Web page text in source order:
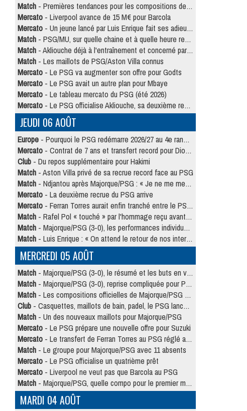
Match - Premières tendances pour les compositions de PSG/MU
Mercato - Liverpool avance de 15 M€ pour Barcola
Mercato - Un jeune lancé par Luis Enrique fait ses adieux au PSG
Match - PSG/MU, sur quelle chaine et à quelle heure regarder le match ?
Match - Akliouche déjà à l'entraînement et concerné par PSG/MU ?
Match - Les maillots de PSG/Aston Villa connus
Mercato - Le PSG va augmenter son offre pour Godts
Mercato - Le PSG avait un autre plan pour Mbaye
Mercato - Le tableau mercato du PSG (été 2026)
Mercato - Le PSG officialise Akliouche, sa deuxième recrue de l’été
JEUDI 06 AOÛT
Europe - Pourquoi le PSG redémarre 2026/27 au 4e rang du coefficient UEFA
Mercato - Contrat de 7 ans et transfert record pour Diomandé loin du PSG
Club - Du repos supplémentaire pour Hakimi
Match - Aston Villa privé de sa recrue record face au PSG
Match - Ndjantou après Majorque/PSG : « Je ne me mets pas de plafond »
Mercato - La deuxième recrue du PSG arrive
Mercato - Ferran Torres aurait enfin tranché entre le PSG et le Barça
Match - Rafel Pol « touché » par l'hommage reçu avant Majorque/PSG
Match - Majorque/PSG (3-0), les performances individuelles
Match - Luis Enrique : « On attend le retour de nos internationaux »
MERCREDI 05 AOÛT
Match - Majorque/PSG (3-0), le résumé et les buts en video
Match - Majorque/PSG (3-0), reprise compliquée pour Paris
Match - Les compositions officielles de Majorque/PSG avec Kvara et de nombreux jeunes
Club - Casquettes, maillots de bain, padel, le PSG lance sa collection été
Match - Un des nouveaux maillots pour Majorque/PSG
Mercato - Le PSG prépare une nouvelle offre pour Suzuki
Mercato - Le transfert de Ferran Torres au PSG réglé avant le 12 août ?
Match - Le groupe pour Majorque/PSG avec 11 absents
Mercato - Le PSG officialise un quatrième prêt
Mercato - Liverpool ne veut pas que Barcola au PSG
Match - Majorque/PSG, quelle compo pour le premier match de la saison 2026/27 ?
MARDI 04 AOÛT